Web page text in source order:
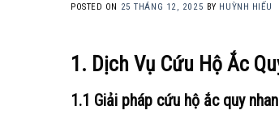
POSTED ON 25 THÁNG 12, 2025 BY HUỲNH HIẾU
1. Dịch Vụ Cứu Hộ Ắc
1.1 Giải pháp cứu hộ ắc quy